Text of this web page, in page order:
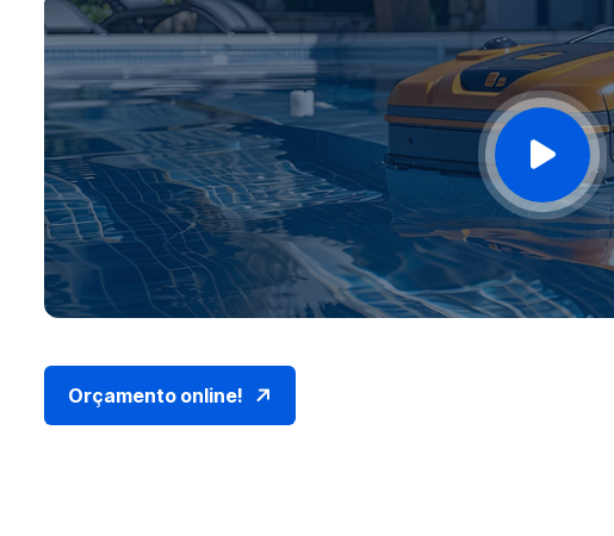
Orçamento online!